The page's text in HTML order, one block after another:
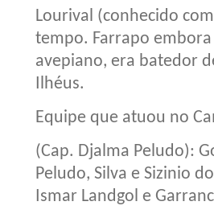
Lourival (conhecido
tempo. Farrapo
avepiano, era batedor
Ilhéus.
Equipe que atuou no
(Cap. Djalma Peludo):
Peludo, Silva e Sizinio
Ismar Landgol e